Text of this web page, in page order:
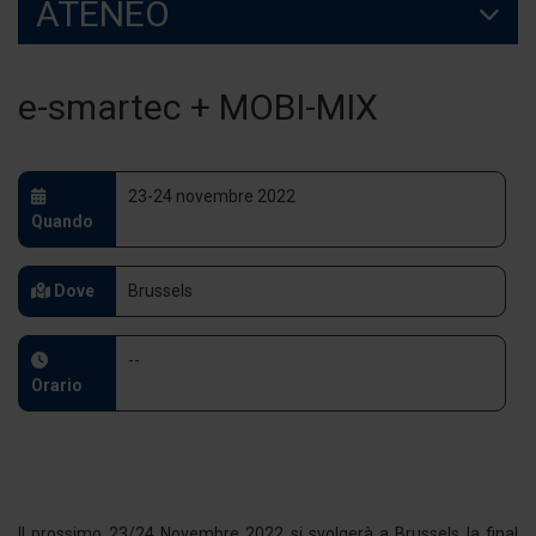
ATENEO
e-smartec + MOBI-MIX
Quando
23-24 novembre 2022
Dove Brussels
Orario
--